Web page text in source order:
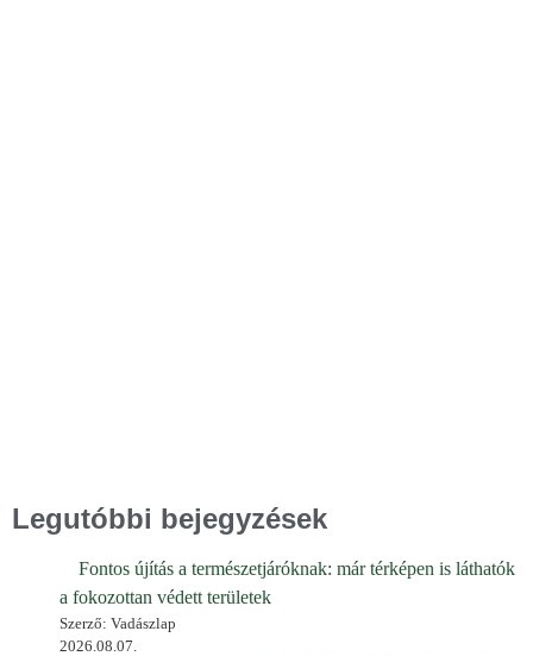
Legutóbbi bejegyzések
Fontos újítás a természetjáróknak: már térképen is láthatók
a fokozottan védett területek
Szerző: Vadászlap
2026.08.07.